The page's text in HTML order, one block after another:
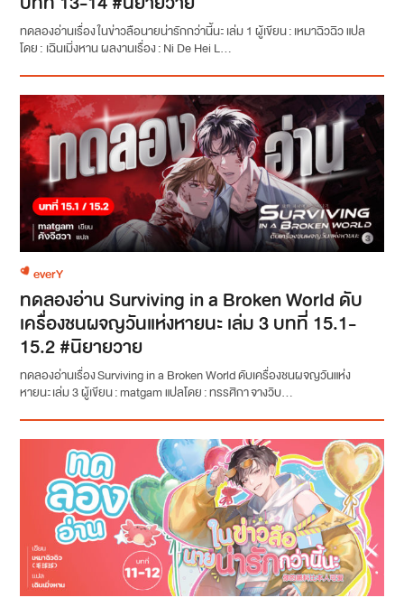
ทดลองอ่านเรื่อง ในข่าวลือนายน่ารักกว่านี้นะ เล่ม 1 ผู้เขียน : เหมาฉิวฉิว แปล
โดย : เฉินเมิ่งหาน ผลงานเรื่อง : Ni De Hei L...
everY
ทดลองอ่าน Surviving in a Broken World ดับ
เครื่องชนผจญวันแห่งหายนะ เล่ม 3 บทที่ 15.1-
15.2 #นิยายวาย
ทดลองอ่านเรื่อง Surviving in a Broken World ดับเครื่องชนผจญวันแห่ง
หายนะ เล่ม 3 ผู้เขียน : matgam แปลโดย : ทรรศิกา จางวิบ...